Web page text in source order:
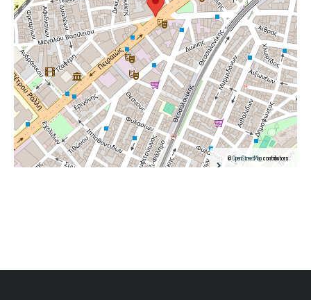
©OpenStreetMapcontributors.